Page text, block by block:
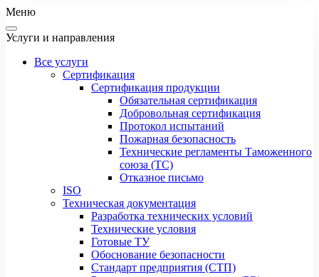
Меню
Услуги и направления
Все услуги
Сертификация
Сертификация продукции
Обязательная сертификация
Добровольная сертификация
Протокол испытаний
Пожарная безопасность
Технические регламенты Таможенного
союза (ТС)
Отказное письмо
ISO
Техническая документация
Разработка технических условий
Технические условия
Готовые ТУ
Обоснование безопасности
Стандарт предприятия (СТП)